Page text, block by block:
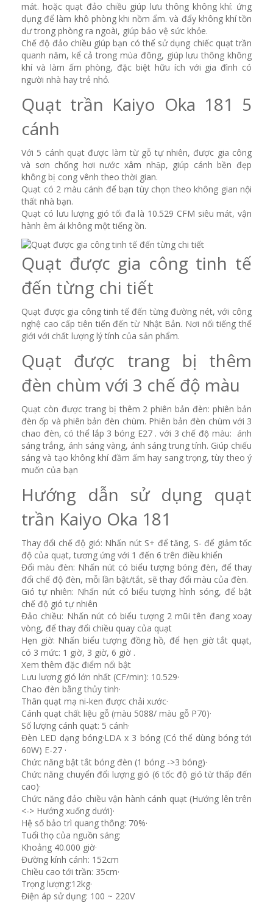
mát. hoặc quạt đảo chiều giúp lưu thông không khí: ứng
dụng để làm khô phòng khi nồm ẩm. và đẩy không khí tồn
dư trong phòng ra ngoài, giúp bảo vệ sức khỏe.
Chế độ đảo chiều giúp bạn có thể sử dụng chiếc quạt trần
quanh năm, kể cả trong mùa đông, giúp lưu thông không
khí và làm ấm phòng, đặc biệt hữu ích với gia đình có
người nhà hay trẻ nhỏ.
Quạt trần Kaiyo Oka 181 5
cánh
Với 5 cánh quạt được làm từ gỗ tự nhiên, được gia công
và sơn chống hơi nước xâm nhập, giúp cánh bền đẹp
không bị cong vênh theo thời gian.
Quạt có 2 màu cánh để bạn tùy chọn theo không gian nội
thất nhà bạn.
Quạt có lưu lượng gió tối đa là 10.529 CFM siêu mát, vận
hành êm ái không một tiếng ồn.
Quạt được gia công tinh tế
đến từng chi tiết
Quạt được gia công tinh tế đến từng đường nét, với công
nghệ cao cấp tiên tiến đến từ Nhật Bản. Nơi nổi tiếng thế
giới với chất lượng lý tính của sản phẩm.
Quạt được trang bị thêm
đèn chùm với 3 chế độ màu
Quạt còn được trang bị thêm 2 phiên bản đèn: phiên bản
đèn ốp và phiên bản đèn chùm. Phiên bản đèn chùm với 3
chao đèn, có thể lắp 3 bóng E27 . với 3 chế độ màu: ánh
sáng trắng, ánh sáng vàng, ánh sáng trung tính. Giúp chiếu
sáng và tạo không khí đầm ấm hay sang trọng, tùy theo ý
muốn của bạn
Hướng dẫn sử dụng quạt
trần Kaiyo Oka 181
Thay đổi chế độ gió: Nhấn nút S+ để tăng, S- để giảm tốc
độ của quạt, tương ứng với 1 đến 6 trên điều khiển
Đổi màu đèn: Nhấn nút có biểu tượng bóng đèn, để thay
đổi chế độ đèn, mỗi lần bật/tắt, sẽ thay đổi màu của đèn.
Gió tự nhiên: Nhấn nút có biểu tượng hình sóng, để bật
chế độ gió tự nhiên
Đảo chiều: Nhấn nút có biểu tượng 2 mũi tên đang xoay
vòng, để thay đổi chiều quay của quạt
Hẹn giờ: Nhấn biểu tượng đồng hồ, để hẹn giờ tắt quạt,
có 3 mức: 1 giờ, 3 giờ, 6 giờ .
Xem thêm đặc điểm nổi bật
Lưu lượng gió lớn nhất (CF/min): 10.529·
Chao đèn bằng thủy tinh·
Thân quạt mạ ni-ken được chải xước·
Cánh quạt chất liệu gỗ (màu 5088/ màu gỗ P70)·
Số lượng cánh quạt: 5 cánh·
Đèn LED dạng bóng·LDA x 3 bóng (Có thể dùng bóng tới
60W) E-27 ·
Chức năng bật tắt bóng đèn (1 bóng ->3 bóng)·
Chức năng chuyển đổi lượng gió (6 tốc độ gió từ thấp đến
cao)·
Chức năng đảo chiều vận hành cánh quạt (Hướng lên trên
<-> Hướng xuống dưới)·
Hệ số bảo trì quang thông: 70%·
Tuổi thọ của nguồn sáng:
Khoảng 40.000 giờ·
Đường kính cánh: 152cm
Chiều cao tới trần: 35cm·
Trọng lượng:12kg·
Điện áp sử dụng: 100 ~ 220V